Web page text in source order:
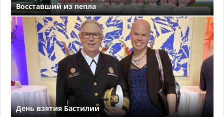
Восставший из пепла
День взятия Бастилии